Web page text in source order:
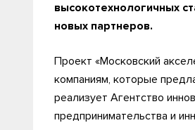
высокотехнологичных
новых партнеров.
Проект «Московский
компаниям, которые
реализует Агентство
предпринимательства и